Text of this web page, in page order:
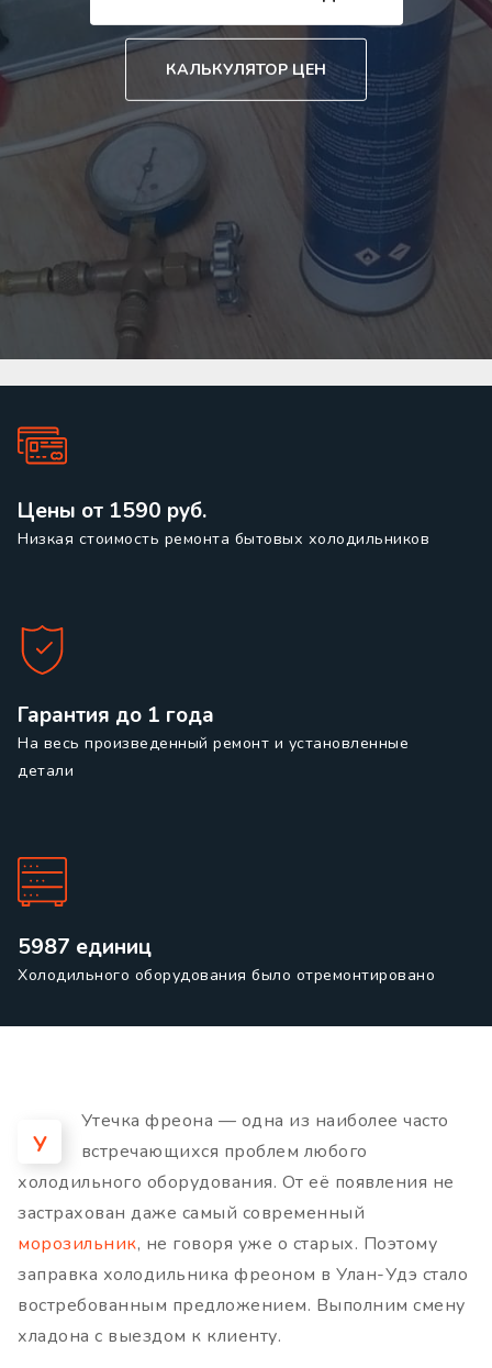
КАЛЬКУЛЯТОР ЦЕН
Цены от 1590 руб.
Низкая стоимость ремонта бытовых холодильников
Гарантия до 1 года
На весь произведенный ремонт и установленные
детали
5987 единиц
Холодильного оборудования было отремонтировано
У
Утечка фреона — одна из наиболее часто
встречающихся проблем любого
холодильного оборудования. От её появления не
застрахован даже самый современный
морозильник, не говоря уже о старых. Поэтому
заправка холодильника фреоном в Улан-Удэ стало
востребованным предложением. Выполним смену
хладона с выездом к клиенту.